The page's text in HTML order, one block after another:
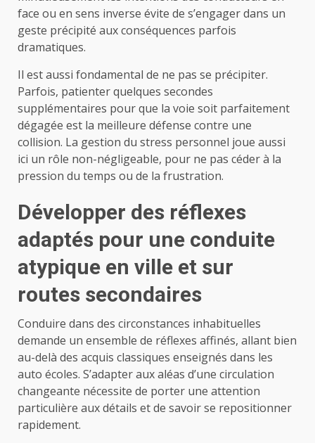
face ou en sens inverse évite de s’engager dans un
geste précipité aux conséquences parfois
dramatiques.
Il est aussi fondamental de ne pas se précipiter.
Parfois, patienter quelques secondes
supplémentaires pour que la voie soit parfaitement
dégagée est la meilleure défense contre une
collision. La gestion du stress personnel joue aussi
ici un rôle non-négligeable, pour ne pas céder à la
pression du temps ou de la frustration.
Développer des réflexes
adaptés pour une conduite
atypique en ville et sur
routes secondaires
Conduire dans des circonstances inhabituelles
demande un ensemble de réflexes affinés, allant bien
au-delà des acquis classiques enseignés dans les
auto écoles. S’adapter aux aléas d’une circulation
changeante nécessite de porter une attention
particulière aux détails et de savoir se repositionner
rapidement.